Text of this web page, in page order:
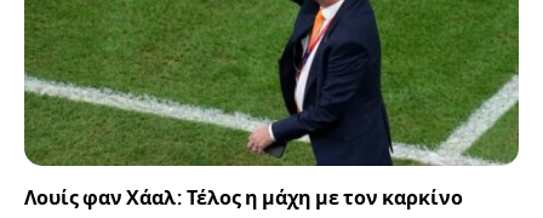
Λουίς φαν Χάαλ: Τέλος η μάχη με τον καρκίνο